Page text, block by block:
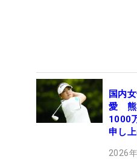
国内
愛 熊
1000
申し上
2026